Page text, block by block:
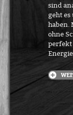
sind
geht
haben.
ohne
perfekt